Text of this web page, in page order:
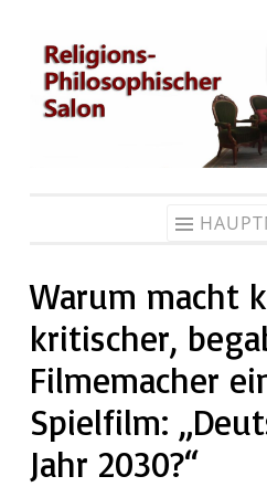
Zum
Inhalt
springen
Warum macht
kritischer,
Filmemacher
Spielfilm:
Jahr 2030?“